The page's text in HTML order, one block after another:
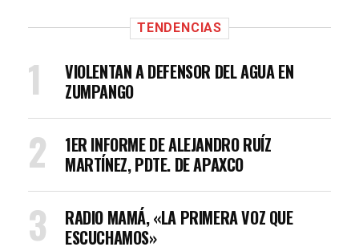
TENDENCIAS
VIOLENTAN A DEFENSOR DEL AGUA EN
ZUMPANGO
1ER INFORME DE ALEJANDRO RUÍZ
MARTÍNEZ, PDTE. DE APAXCO
RADIO MAMÁ, «LA PRIMERA VOZ QUE
ESCUCHAMOS»